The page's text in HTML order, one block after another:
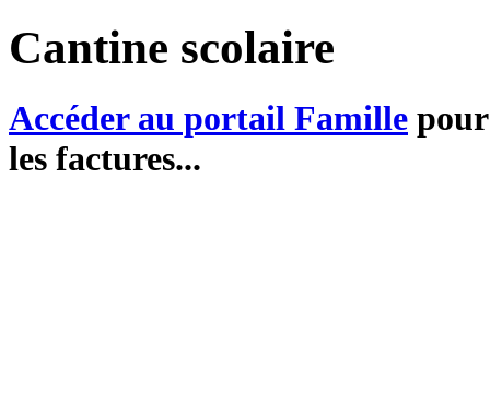
Cantine scolaire
Accéder au portail Famille
les factures...